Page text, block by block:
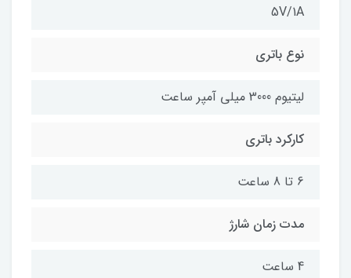
5V/1A
نوع باتری
لیتیوم 3000 میلی آمپر ساعت
کارکرد باتری
6 تا 8 ساعت
مدت زمان شارژ
4 ساعت